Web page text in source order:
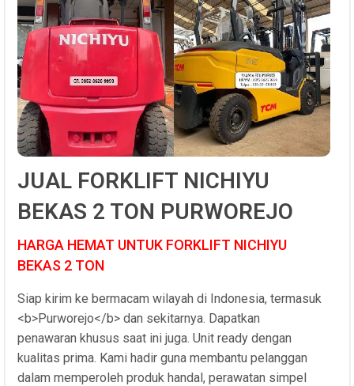
JUAL FORKLIFT NICHIYU
BEKAS 2 TON PURWOREJO
HARGA HEMAT UNTUK FORKLIFT NICHIYU
BEKAS 2 TON
Siap kirim ke bermacam wilayah di Indonesia, termasuk
<b>Purworejo</b> dan sekitarnya. Dapatkan
penawaran khusus saat ini juga. Unit ready dengan
kualitas prima. Kami hadir guna membantu pelanggan
dalam memperoleh produk handal, perawatan simpel